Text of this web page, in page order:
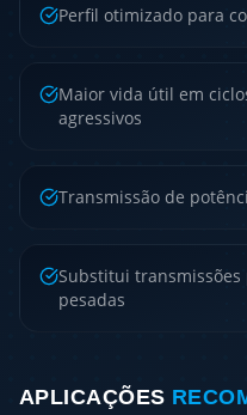
Perfil otimizado para
Maior vida útil em
agressivos
Transmissão de
Substitui
pesadas
APLICAÇÕES